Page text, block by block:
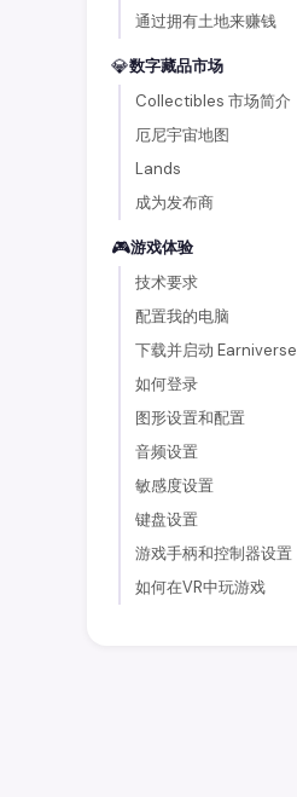
通过拥有土地来赚钱
💎数字藏品市场
Collectibles 市场简介
厄尼宇宙地图
Lands
成为发布商
🎮游戏体验
技术要求
配置我的电脑
下载并启动 Earniverse
如何登录
图形设置和配置
音频设置
敏感度设置
键盘设置
游戏手柄和控制器设置
如何在VR中玩游戏